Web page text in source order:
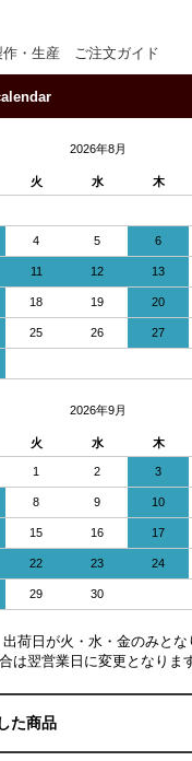
作・生産 ご注文ガイド
2026年8月
火 水 木
4 5 6
11 12 13
18 19 20
25 26 27
2026年9月
火 水 木
1 2 3
8 9 10
15 16 17
22 23 24
29 30
出荷日が火・水・金のみと
は翌営業日に変更となりま
た商品